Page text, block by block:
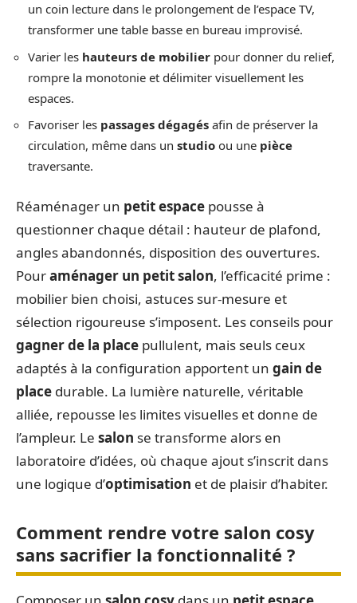
un coin lecture dans le prolongement de l’espace TV,
transformer une table basse en bureau improvisé.
Varier les hauteurs de mobilier pour donner du relief,
rompre la monotonie et délimiter visuellement les
espaces.
Favoriser les passages dégagés afin de préserver la
circulation, même dans un studio ou une pièce
traversante.
Réaménager un petit espace pousse à
questionner chaque détail : hauteur de plafond,
angles abandonnés, disposition des ouvertures.
Pouraménager un petit salon, l’efficacité prime :
mobilier bien choisi, astuces sur-mesure et
sélection rigoureuse s’imposent. Les conseils pour
gagner de la place pullulent, mais seuls ceux
adaptés à la configuration apportent un gain de
place durable. La lumière naturelle, véritable
alliée, repousse les limites visuelles et donne de
l’ampleur. Le salon se transforme alors en
laboratoire d’idées, où chaque ajout s’inscrit dans
une logique d’optimisation et de plaisir d’habiter.
Comment rendre votre salon cosy
sans sacrifier la fonctionnalité ?